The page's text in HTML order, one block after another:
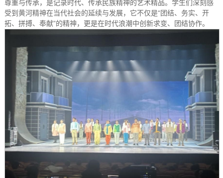
尊重与传承，是记录时代、传承民族精神的艺术精品。学生们深刻感
受到黄河精神在当代社会的延续与发展，它不仅是“团结、务实、开
拓、拼搏、奉献”的精神，更是在时代浪潮中创新求变、团结协作。